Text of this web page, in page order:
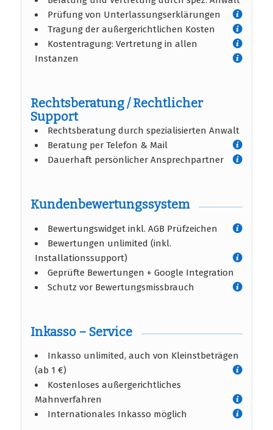
Prüfung von Unterlassungserklärungen
Tragung der außergerichtlichen Kosten
Kostentragung: Vertretung in allen
Instanzen
Rechtsberatung / Rechtlicher
Support
Rechtsberatung durch spezialisierten Anwalt
Beratung per Telefon & Mail
Dauerhaft persönlicher Ansprechpartner
Kundenbewertungssystem
Bewertungswidget inkl. AGB Prüfzeichen
Bewertungen unlimited (inkl.
Installationssupport)
Geprüfte Bewertungen + Google Integration
Schutz vor Bewertungsmissbrauch
Inkasso – Service
Inkasso unlimited, auch von Kleinstbeträgen
(ab 1 €)
Kostenloses außergerichtliches
Mahnverfahren
Internationales Inkasso möglich